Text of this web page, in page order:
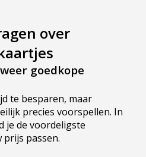
slechts 2
uur en 20
meer…
over
goedkope
te besparen, maar
precies voorspellen. In
je de voordeligste
passen.